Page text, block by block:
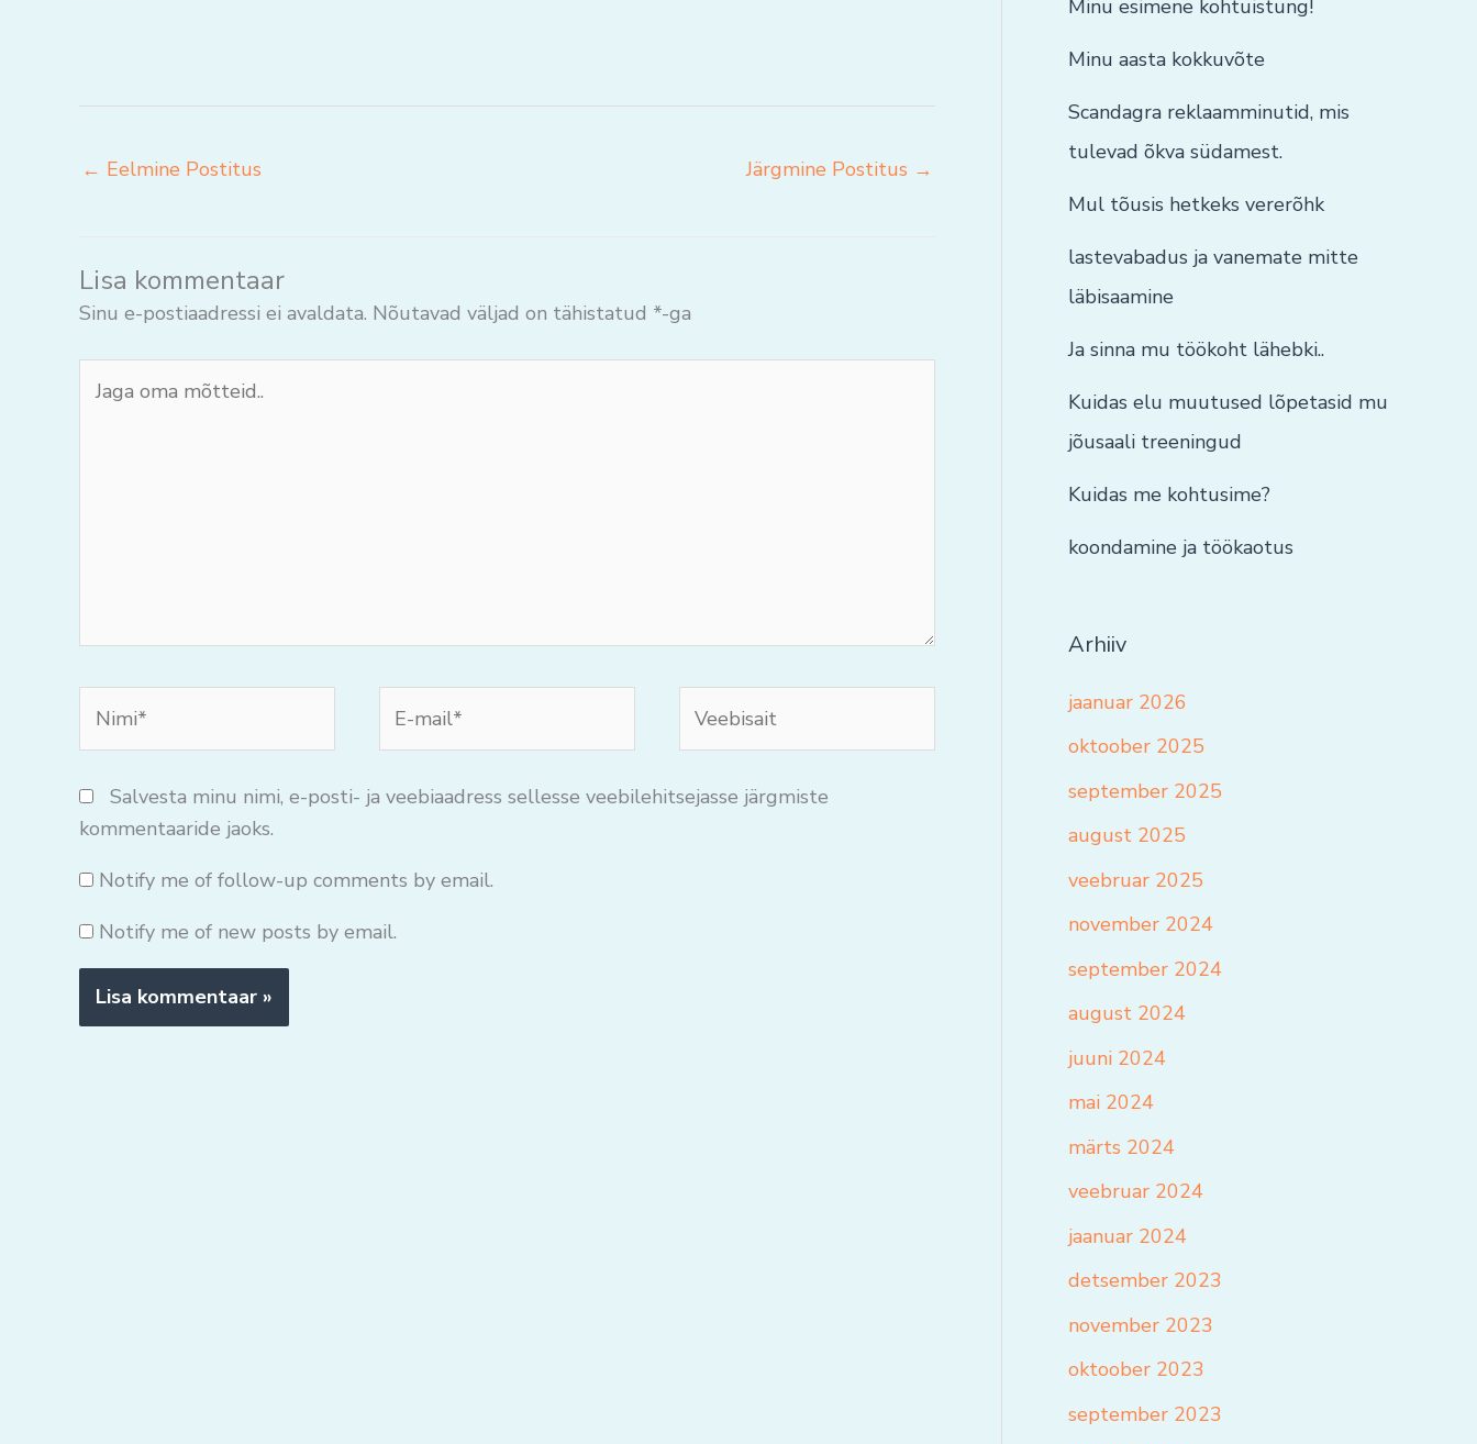
← Eelmine Postitus Järgmine Postitus →
Lisa kommentaar
Sinu e-postiaadressi ei avaldata. Nõutavad väljad on tähistatud *-ga
oma
mail*
Salvesta minu nimi, e-posti- ja veebiaadress sellesse veebilehitsejasse järgmiste
kommentaaride jaoks.
Notify me of follow-up comments by email.
Notify me of new posts by email.
Minu esimene kohtuistung!
Minu aasta kokkuvõte
Scandagra reklaamminutid, mis
tulevad õkva südamest.
Mul tõusis hetkeks vererõhk
lastevabadus ja vanemate mitte
läbisaamine
Ja sinna mu töökoht lähebki..
Kuidas elu muutused lõpetasid mu
jõusaali treeningud
Kuidas me kohtusime?
koondamine ja töökaotus
Arhiiv
jaanuar 2026
oktoober 2025
september 2025
august 2025
veebruar 2025
november 2024
september 2024
august 2024
juuni 2024
mai 2024
märts 2024
veebruar 2024
jaanuar 2024
detsember 2023
november 2023
oktoober 2023
september 2023